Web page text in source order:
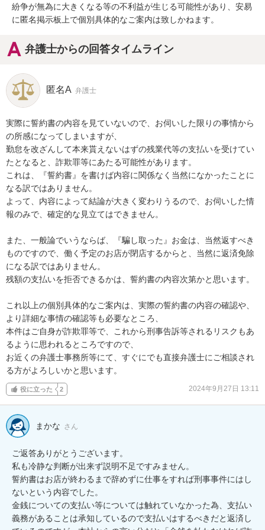
紛争が無為に大きくなる等の不利益が生じる可能性があり、安易
に匿名掲示板上で個別具体的なご案内は致しかねます。
弁護士からの回答タイムライン
匿名A 弁護士
実際に誓約書の内容を見ていないので、お伺いした限りの事情から
の所感になってしまいますが、
勤怠を改ざんして本来貰えないはずの残業代等の支払いを受けてい
たとなると、詐欺罪等にあたる可能性があります。
これは、『誓約書』を書けば内容に関係なく当然になかったことに
なる訳ではありません。
よって、内容によって結論が大きく変わりうるので、お伺いした情
報のみで、確定的な見立てはできません。
また、一般論でいうならば、『騙し取った』お金は、当然返すべき
ものですので、働く予定のお店が閉店するからと、当然に返済免除
になる訳ではありません。
残額の支払いを拒否できるかは、誓約書の内容次第かと思います。
これ以上の個別具体的なご案内は、実際の誓約書の内容の確認や、
より詳細な事情の確認等も必要なところ、
本件はご自身が詐欺罪等で、これから刑事告訴等されるリスクもあ
るように思われるところですので、
お近くの弁護士事務所等にて、すぐにでも直接弁護士にご相談され
る方がよろしいかと思います。
役に立った 2 2024年9月27日 13:11
まかな さん
ご返答ありがとうございます。
私も冷静な判断が出来ず説明不足ですみません。
誓約書はお店が終わるまで辞めずに仕事をすれば刑事事件にはし
ないという内容でした。
金銭についての支払い等については触れていなかった為、支払い
義務があることは承知しているので支払いはするべきだと返済し